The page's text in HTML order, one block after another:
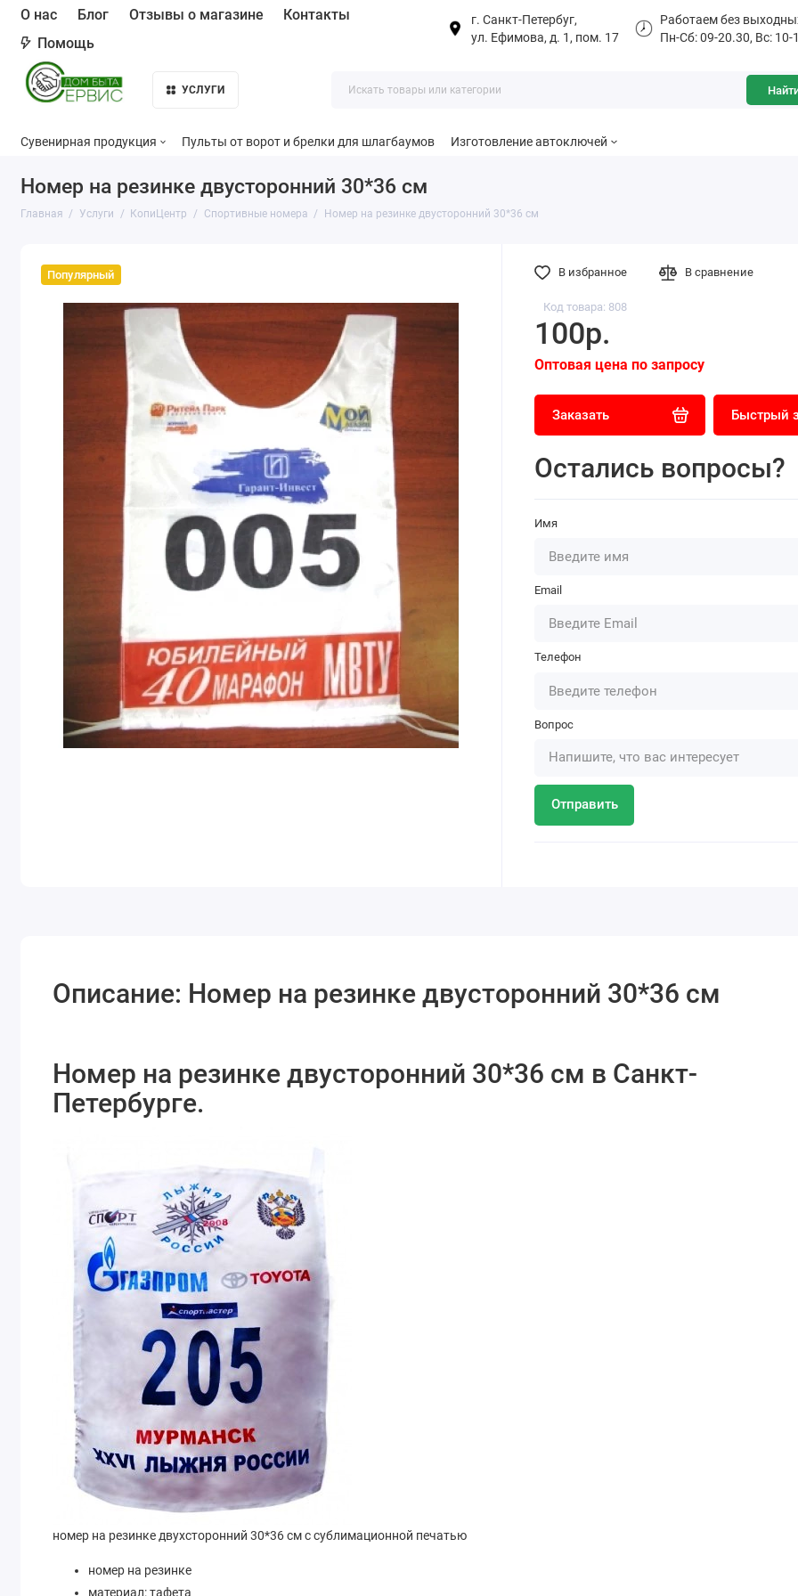
О нас Блог Отзывы о магазине
Контакты
Помощь
г. Санкт-Петербуг,
ул. Ефимова, д. 1, пом. 17
Работаем без
Пн-Сб: 09-20.30, Вс: 10-
УСЛУГИ
Сувенирная продукция Пульты от ворот и брелки для шлагбаумов Изготовление автоключей
Номер на резинке двусторонний 30*36 cм
Главная Услуги КопиЦентр Спортивные номера Номер на резинке двусторонний 30*36 cм
Популярный
Код товара: 808
100р.
Оптовая цена по запросу
Заказать Быстрый
Остались вопросы?
Имя
Email
Телефон
Вопрос
Отправить
В избранное В сравнение
Описание: Номер на резинке двусторонний 30*36 cм
Номер на резинке двусторонний 30*36 cм в Санкт-
Петербурге.
номер на резинке двухсторонний 30*36 см с сублимационной печатью
номер на резинке
материал: тафета